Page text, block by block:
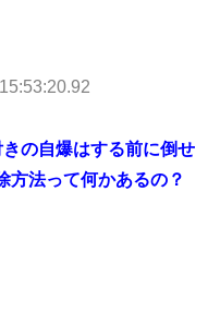
の自爆はする前に倒せ
方法って何かあるの？